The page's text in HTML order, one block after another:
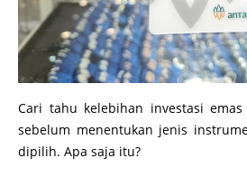
Cari tahu kelebihan investasi
sebelum menentukan jenis
dipilih. Apa saja itu?